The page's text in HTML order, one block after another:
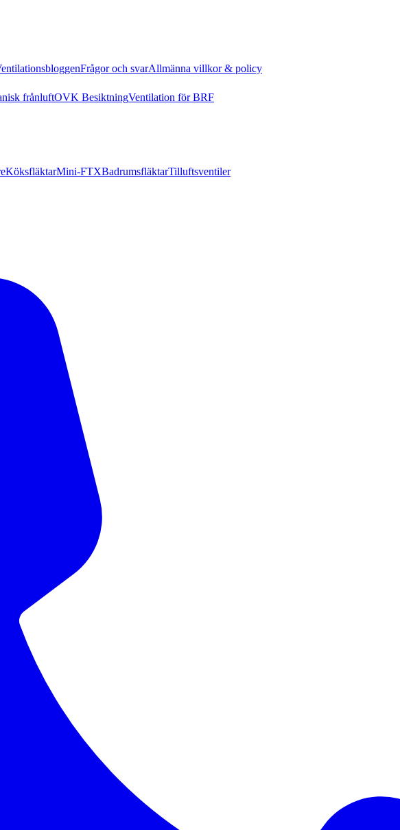
Frågor och svarAllmänna villkor & policy
frånluftOVK BesiktningVentilation för BRF
KöksfläktarMini-FTXBadrumsfläktarTilluftsventiler